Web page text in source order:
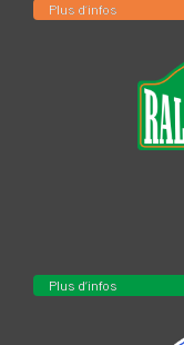
Plus d’infos
Plus d’infos